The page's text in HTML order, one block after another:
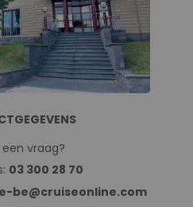
een vraag?
03 300 28 70
be@cruiseonline.com